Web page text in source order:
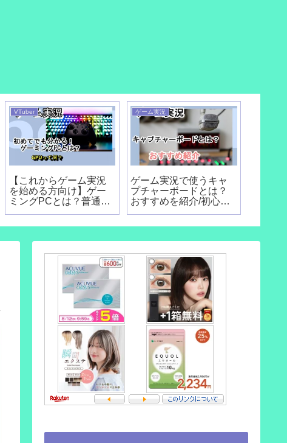
VTuber
【これからゲーム実況
を始める方向け】ゲー
ミングPCとは？普通の
ゲーム実況
ゲーム実況で使うキャ
プチャーボードとは？
おすすめを紹介/初心者